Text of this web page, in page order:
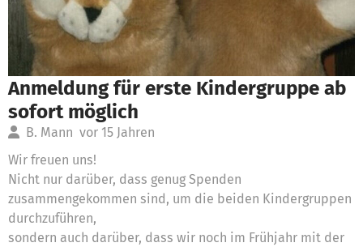
Anmeldung für erste Kindergruppe ab
sofort möglich
B. Mann vor 15 Jahren
Wir freuen uns!
Nicht nur darüber, dass genug Spenden
zusammengekommen sind, um die beiden Kindergruppen
durchzuführen,
sondern auch darüber, dass wir noch im Frühjahr mit der